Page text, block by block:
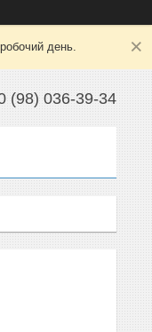
день.
(98) 036-39-34